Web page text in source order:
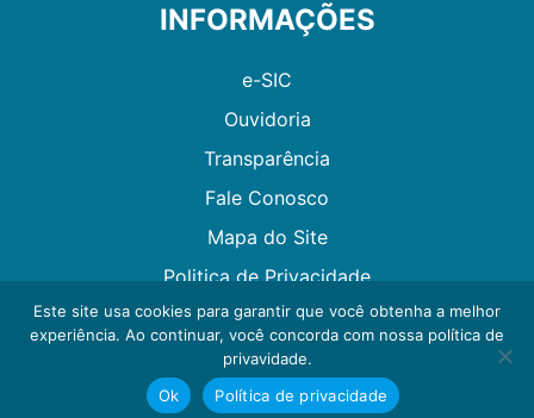
INFORMAÇÕES
e-SIC
Ouvidoria
Transparência
Fale Conosco
Mapa do Site
Politica de Privacidade
Desenvolvido por GMAES
Este site usa cookies para garantir que você obtenha a melhor
experiência. Ao continuar, você concorda com nossa política de
privavidade.
Ok
Política de privacidade